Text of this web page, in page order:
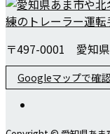
〒497-0001 愛知
Googleマップで確